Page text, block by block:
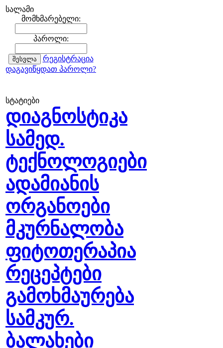
სალამი
მომხმარებელი:
პაროლი:
რეგისტრაცია
დაგავიწყდათ პაროლი?
სტატიები
დიაგნოსტიკა
სამედ.
ტექნოლოგიები
ადამიანის
ორგანოები
მკურნალობა
ფიტოთერაპია
რეცეპტები
გამოხმაურება
სამკურ.
ბალახები